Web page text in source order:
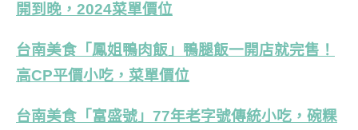
開到晚，2024菜單價位
台南美食「鳳姐鴨肉飯」鴨腿飯一開店就完售！
高CP平價小吃，菜單價位
台南美食「富盛號」77年老字號傳統小吃，碗粿